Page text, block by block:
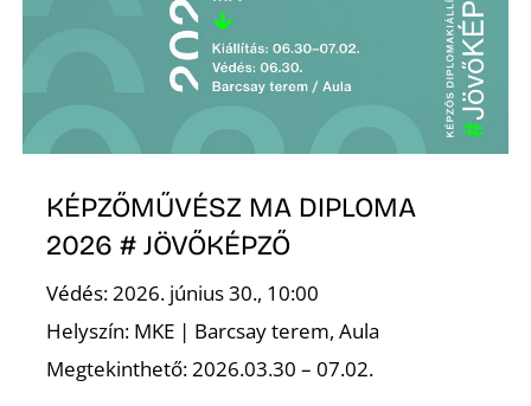
KÉPZŐMŰVÉSZ MA DIPLOMA
2026 # JÖVŐKÉPZŐ
Védés: 2026. június 30., 10:00
Helyszín: MKE | Barcsay terem, Aula
Megtekinthető: 2026.03.30 – 07.02.